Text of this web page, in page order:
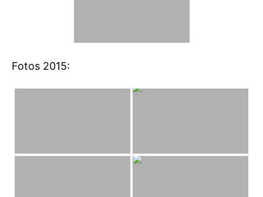
Fotos 2015: